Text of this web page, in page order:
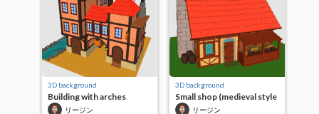
3D background
Building with arches
(medieval building series)
リージン
3D background
Small shop (medieval style
building series)
リージン